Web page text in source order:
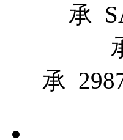
承
承